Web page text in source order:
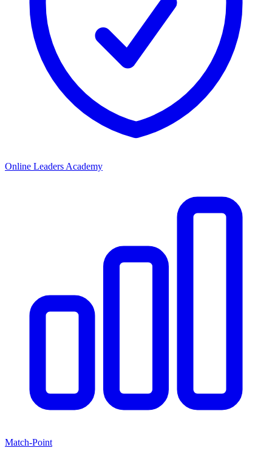
Online Leaders Academy
Match-Point